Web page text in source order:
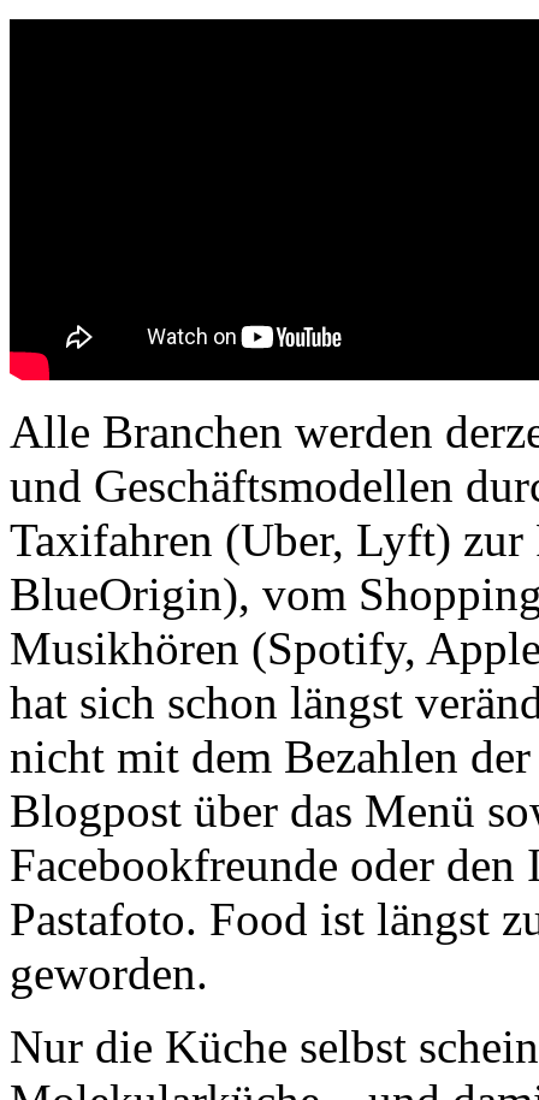
Alle Branchen werden
und Geschäftsmodellen
Taxifahren (Uber, Lyft) zur
BlueOrigin), vom
Musikhören (Spotify,
hat sich schon längst
nicht mit dem Bezahlen
Blogpost über das Menü
Facebookfreunde oder den
Pastafoto. Food ist längst
geworden.
Nur die Küche selbst